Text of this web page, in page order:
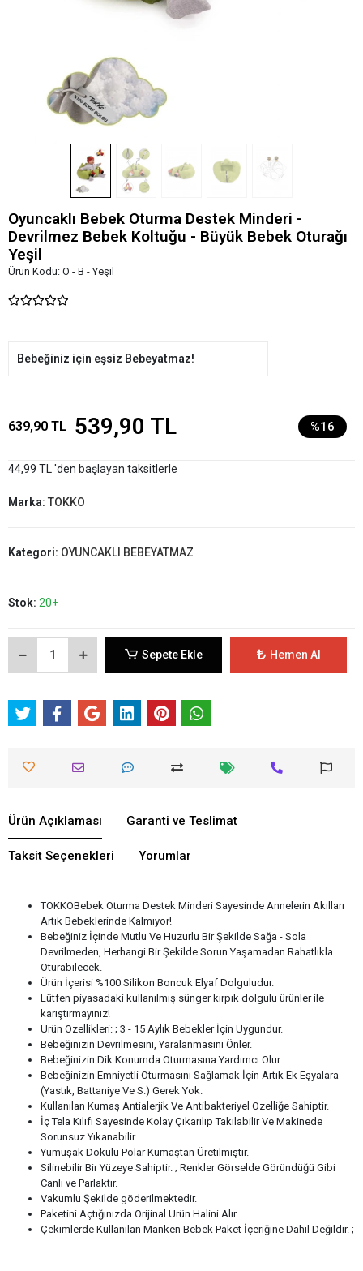
Oyuncaklı Bebek Oturma Destek Minderi -
Devrilmez Bebek Koltuğu - Büyük Bebek Oturağı
Yeşil
Ürün Kodu: O - B - Yeşil
Bebeğiniz için eşsiz Bebeyatmaz!
639,90 TL 539,90 TL %16
44,99 TL 'den başlayan taksitlerle
Marka: TOKKO
Kategori: OYUNCAKLI BEBEYATMAZ
Stok: 20+
Sepete Ekle Hemen Al
Ürün Açıklaması Garanti ve Teslimat
Taksit Seçenekleri Yorumlar
TOKKOBebek Oturma Destek Minderi Sayesinde Annelerin Akılları
Artık Bebeklerinde Kalmıyor!
Bebeğiniz İçinde Mutlu Ve Huzurlu Bir Şekilde Sağa - Sola
Devrilmeden, Herhangi Bir Şekilde Sorun Yaşamadan Rahatlıkla
Oturabilecek.
Ürün İçerisi %100 Silikon Boncuk Elyaf Dolguludur.
Lütfen piyasadaki kullanılmış sünger kırpık dolgulu ürünler ile
karıştırmayınız!
Ürün Özellikleri: ; 3 - 15 Aylık Bebekler İçin Uygundur.
Bebeğinizin Devrilmesini, Yaralanmasını Önler.
Bebeğinizin Dik Konumda Oturmasına Yardımcı Olur.
Bebeğinizin Emniyetli Oturmasını Sağlamak İçin Artık Ek Eşyalara
(Yastık, Battaniye Ve S.) Gerek Yok.
Kullanılan Kumaş Antialerjik Ve Antibakteriyel Özelliğe Sahiptir.
İç Tela Kılıfı Sayesinde Kolay Çıkarılıp Takılabilir Ve Makinede
Sorunsuz Yıkanabilir.
Yumuşak Dokulu Polar Kumaştan Üretilmiştir.
Silinebilir Bir Yüzeye Sahiptir. ; Renkler Görselde Göründüğü Gibi
Canlı ve Parlaktır.
Vakumlu Şekilde göderilmektedir.
Paketini Açtığınızda Orijinal Ürün Halini Alır.
Çekimlerde Kullanılan Manken Bebek Paket İçeriğine Dahil Değildir. ;